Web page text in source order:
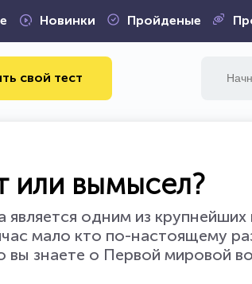
Новинки Пройденые
свой тест
или вымысел?
является одним из
мало кто по-настоящему
знаете о Первой мировой